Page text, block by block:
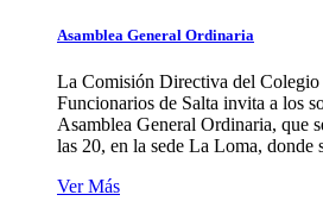
Asamblea General Ordinaria
La Comisión Directiva del Colegio
Funcionarios de Salta invita a los
Asamblea General Ordinaria, que
las 20, en la sede La Loma, donde
Ver Más